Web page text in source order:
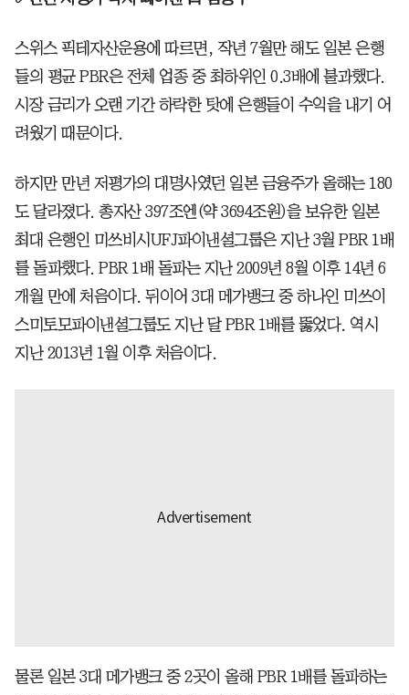
스위스 픽테자산운용에 따르면, 작년 7월만 해도 일본 은행
들의 평균 PBR은 전체 업종 중 최하위인 0.3배에 불과했다.
시장 금리가 오랜 기간 하락한 탓에 은행들이 수익을 내기 어
려웠기 때문이다.
하지만 만년 저평가의 대명사였던 일본 금융주가 올해는 180
도 달라졌다. 총자산 397조엔(약 3694조원)을 보유한 일본
최대 은행인 미쓰비시UFJ파이낸셜그룹은 지난 3월 PBR 1배
를 돌파했다. PBR 1배 돌파는 지난 2009년 8월 이후 14년 6
개월 만에 처음이다. 뒤이어 3대 메가뱅크 중 하나인 미쓰이
스미토모파이낸셜그룹도 지난 달 PBR 1배를 뚫었다. 역시
지난 2013년 1월 이후 처음이다.
물론 일본 3대 메가뱅크 중 2곳이 올해 PBR 1배를 돌파하는